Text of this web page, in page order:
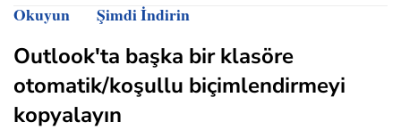
Okuyun
Şimdi İndirin
Outlook'ta başka bir klasöre
otomatik/koşullu biçimlendirmeyi
kopyalayın